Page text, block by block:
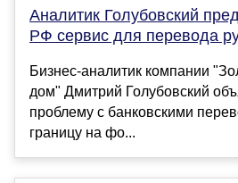
Аналитик Голубовский
РФ сервис для перевода
Бизнес-аналитик компании
дом" Дмитрий Голубовский
проблему с банковскими
границу на фо...